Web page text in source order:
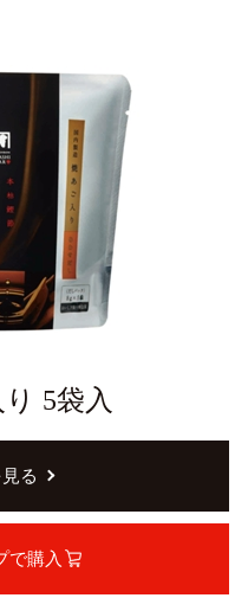
5袋入
る
で購入